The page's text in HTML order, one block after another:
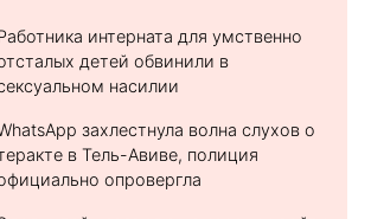
интерната для умственно
детей обвинили в
насилии
захлестнула волна слухов о
в Тель-Авиве, полиция
опровергла